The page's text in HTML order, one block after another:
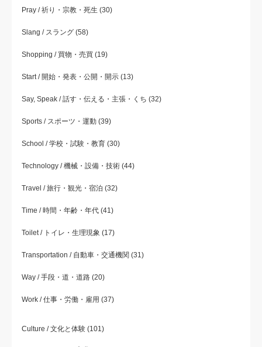
Pray / 祈り・宗教・死生 (30)
Slang / スラング (58)
Shopping / 買物・売買 (19)
Start / 開始・発表・公開・開示 (13)
Say, Speak / 話す・伝える・主張・くち (32)
Sports / スポーツ・運動 (39)
School / 学校・試験・教育 (30)
Technology / 機械・設備・技術 (44)
Travel / 旅行・観光・宿泊 (32)
Time / 時間・年齢・年代 (41)
Toilet / トイレ・生理現象 (17)
Transportation / 自動車・交通機関 (31)
Way / 手段・道・道路 (20)
Work / 仕事・労働・雇用 (37)
Culture / 文化と体験 (101)